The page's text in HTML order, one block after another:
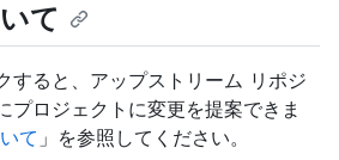
て
すると、アップストリーム リポジ
プロジェクトに変更を提案できま
て 」を参照してください。